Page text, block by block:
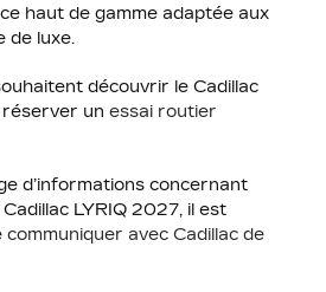
haut de gamme adaptée aux
de luxe.
découvrir le Cadillac
réserver un essai routier
d’informations concernant
LYRIQ 2027, il est
communiquer avec Cadillac de